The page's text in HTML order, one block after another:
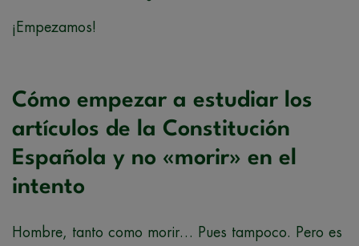
¡Empezamos!
Cómo empezar a estudiar los
artículos de la Constitución
Española y no «morir» en el
intento
Hombre, tanto como morir… Pues tampoco. Pero es